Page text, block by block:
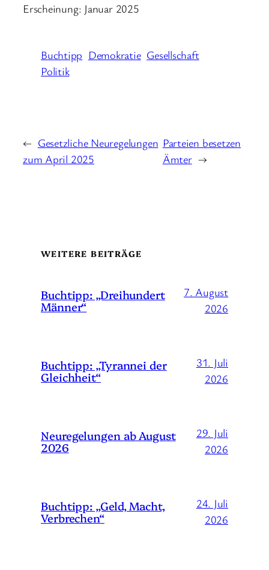
Erscheinung: Januar 2025
Buchtipp Demokratie Gesellschaft
Politik
← Gesetzliche Neuregelungen
zum April 2025
Parteien besetzen
Ämter →
WEITERE BEITRÄGE
Buchtipp: „Dreihundert
Männer“
7. August
2026
Buchtipp: „Tyrannei der
Gleichheit“
31. Juli
2026
Neuregelungen ab August
2026
29. Juli
2026
Buchtipp: „Geld, Macht,
Verbrechen“
24. Juli
2026